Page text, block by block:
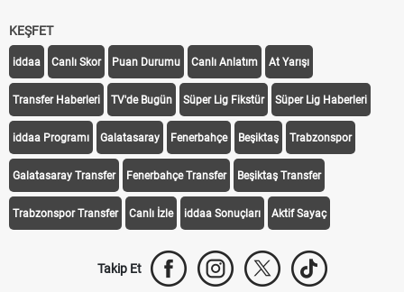
KEŞFET
iddaa Canlı Skor Puan Durumu Canlı Anlatım At Yarışı
Transfer Haberleri TV'de Bugün Süper Lig Fikstür Süper Lig Haberleri
iddaa Programı Galatasaray Fenerbahçe Beşiktaş Trabzonspor
Galatasaray Transfer Fenerbahçe Transfer Beşiktaş Transfer
Trabzonspor Transfer Canlı İzle iddaa Sonuçları Aktif Sayaç
Takip Et